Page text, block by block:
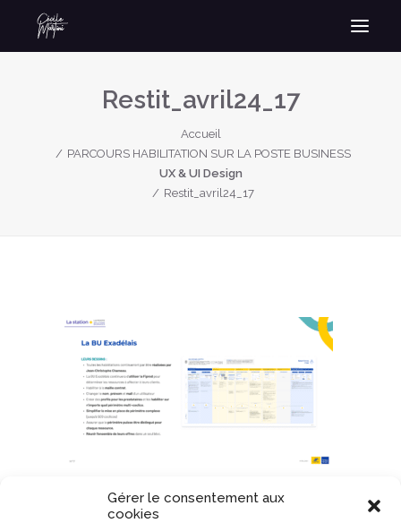
Gérer le consentement aux
cookies
Restit_avril24_17
Accueil
PARCOURS HABILITATION SUR LA POSTE BUSINESS
UX & UI Design
Restit_avril24_17